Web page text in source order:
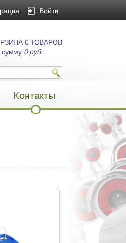
Войти
0 ТОВАРОВ
сумму 0 руб.
Контакты